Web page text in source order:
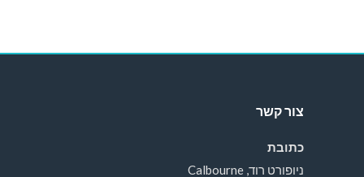
צור קשר
כתובת
ניופורט רוד, Calbourne